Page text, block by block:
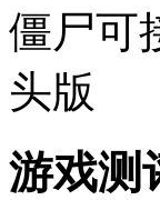
游戏测